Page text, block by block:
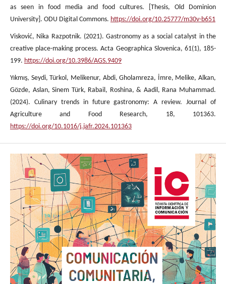
as seen in food media and food cultures. [Thesis, Old Dominion
University]. ODU Digital Commons. https://doi.org/10.25777/m30v-b651
Visković, Nika Razpotnik. (2021). Gastronomy as a social catalyst in the
creative place-making process. Acta Geographica Slovenica, 61(1), 185-
199. https://doi.org/10.3986/AGS.9409
Yıkmış, Seydi, Türkol, Melikenur, Abdi, Gholamreza, İmre, Мelike, Alkan,
Gözde, Aslan, Sinem Türk, Rabail, Roshina, & Aadil, Rana Muhammad.
(2024). Culinary trends in future gastronomy: A review. Journal of
Agriculture and Food Research, 18, 101363.
https://doi.org/10.1016/j.jafr.2024.101363